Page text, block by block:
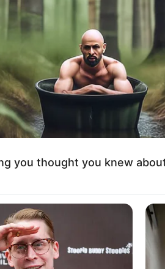
(foto: instagram/
seorang aktris, penyanyi,
you thought you knew